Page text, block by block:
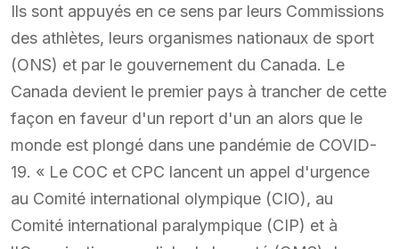
Ils sont appuyés en ce sens par leurs Commissions
des athlètes, leurs organismes nationaux de sport
(ONS) et par le gouvernement du Canada. Le
Canada devient le premier pays à trancher de cette
façon en faveur d'un report d'un an alors que le
monde est plongé dans une pandémie de COVID-
19. « Le COC et CPC lancent un appel d'urgence
au Comité international olympique (CIO), au
Comité international paralympique (CIP) et à